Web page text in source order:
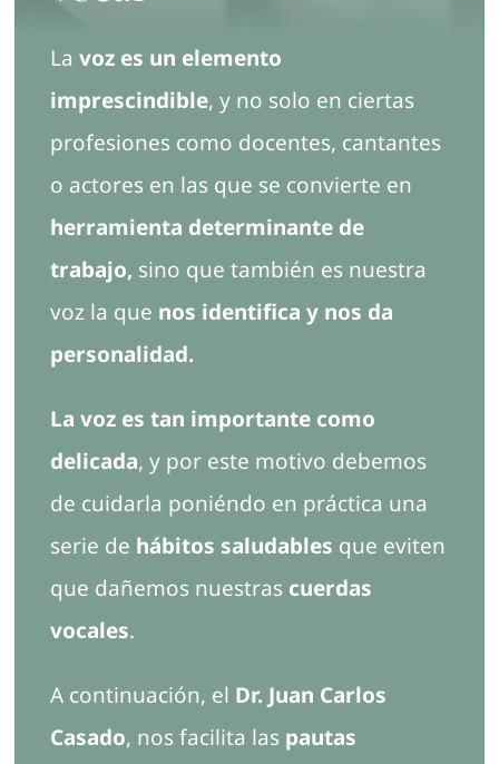
La voz es un elemento
imprescindible, y no solo en ciertas
profesiones como docentes, cantantes
o actores en las que se convierte en
herramienta determinante de
trabajo, sino que también es nuestra
voz la que nos identifica y nos da
personalidad.
La voz es tan importante como
delicada, y por este motivo debemos
de cuidarla poniéndo en práctica una
serie de hábitos saludables que eviten
que dañemos nuestras cuerdas
vocales.
A continuación, el Dr. Juan Carlos
Casado, nos facilita las pautas